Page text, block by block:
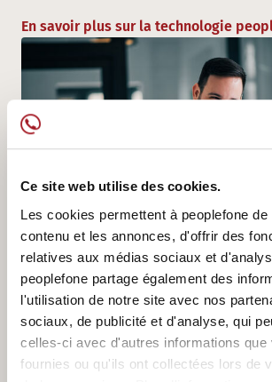
Ce site web utilise des cookies.
Les cookies permettent à peoplefone
contenu et les annonces, d'offrir des
relatives aux médias sociaux et
peoplefone partage également des
l'utilisation de notre site avec nos
sociaux, de publicité et d'analyse, qui
celles-ci avec d'autres informations que
fournies ou qu'ils ont collectées lors de
En savoir plus sur la technologie
PRÉSENT LOCALEMENT
Votre partenaire
quoi vous avez besoin